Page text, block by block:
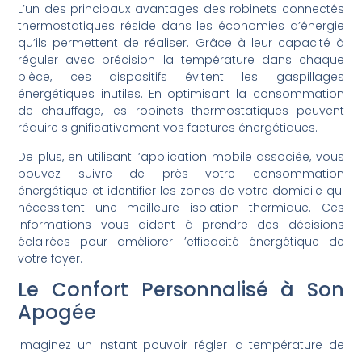
L’un des principaux avantages des robinets connectés
thermostatiques réside dans les économies d’énergie
qu’ils permettent de réaliser. Grâce à leur capacité à
réguler avec précision la température dans chaque
pièce, ces dispositifs évitent les gaspillages
énergétiques inutiles. En optimisant la consommation
de chauffage, les robinets thermostatiques peuvent
réduire significativement vos factures énergétiques.
De plus, en utilisant l’application mobile associée, vous
pouvez suivre de près votre consommation
énergétique et identifier les zones de votre domicile qui
nécessitent une meilleure isolation thermique. Ces
informations vous aident à prendre des décisions
éclairées pour améliorer l’efficacité énergétique de
votre foyer.
Le Confort Personnalisé à Son
Apogée
Imaginez un instant pouvoir régler la température de